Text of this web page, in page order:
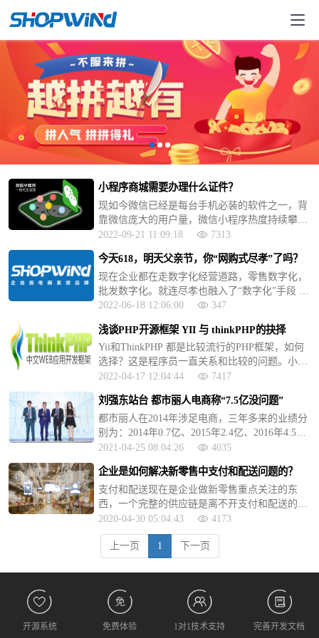
小程序商城需要办理什么证件？
现如今微信已经是每台手机必装的软件之一，背
靠微信庞大的用户量，微信小程序热度持续攀升,
使用人数越来越多,市场空间巨大。那么搭建微信
2022-09-21 11:09:18 7313
今天618，明天父亲节，你“网购式尽孝”了吗？
现在企业都在走数字化经营道路，零售数字化，
批发数字化。就连尽孝也融入了“数字化”手段 ，
出现了“网购式尽孝”这样的说法。甚至近期冲上
2022-06-18 12:06:00 347
浅谈PHP开源框架 YII 与 thinkPHP的抉择
Yii和ThinkPHP 都是比较流行的PHP框架，如何
选择？这是程序员一直关系和比较的问题。小编
通过对这两者的使用过程，做了下比较，下面浅
2022-04-17 12:04:44 7417
刘强东站台 都市丽人电商称“7.5亿没问题”
都市丽人在2014年涉足电商，三年多来的业绩分
别为：2014年0.7亿、2015年2.4亿、2016年4.5
亿。都市丽人2017年上半年财报显示，电商业务
达56%。
2021-04-25 08:04:26 4035
企业是如何解决新零售中支付和配送问题的？
支付和配送现在是企业做新零售重点关注的东
西，一个完整的供应链是离不开支付和配送的，
接下来我们就来看一下企业是怎么解决这些问题
的
2020-04-30 05:04:43 4173
上一页 1 下一页
开源系统 免费体验 1对1技术支持 完善开发文档